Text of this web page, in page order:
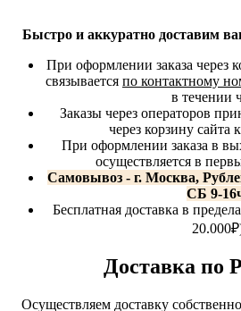
Быстро и аккуратно доставим
При оформлении заказа через
связывается по контактному
в течении
Заказы через операторов
через корзину сайта
При оформлении заказа в
осуществляется в
Самовывоз - г. Москва,
СБ 9-
Бесплатная доставка в
Доставка по
Осуществляем доставку